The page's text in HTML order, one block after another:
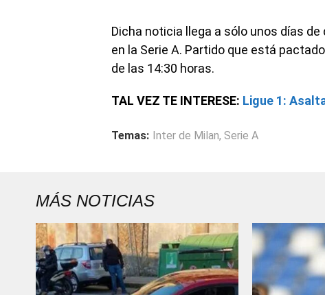
Dicha noticia llega a sólo unos días
en la Serie A. Partido que está
de las 14:30 horas.
TAL VEZ TE INTERESE: Ligue 1:
Temas: Inter de Milan, Serie A
MÁS NOTICIAS